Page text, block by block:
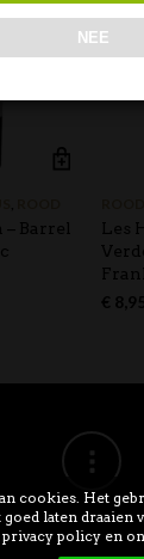
,
– Barrel
Les
€ 8,95
cookies. Het
laten draaien
policy en
NEE